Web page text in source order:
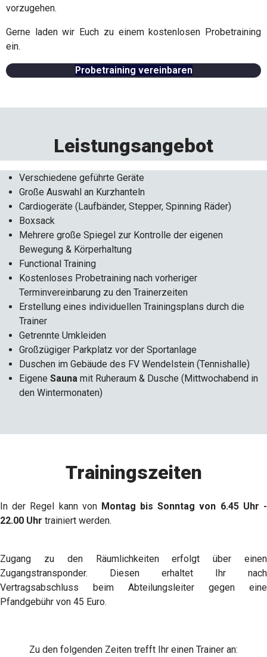
vorzugehen.
Gerne laden wir Euch zu einem kostenlosen Probetraining
ein.
Probetraining vereinbaren
Leistungsangebot
Verschiedene geführte Geräte
Große Auswahl an Kurzhanteln
Cardiogeräte (Laufbänder, Stepper, Spinning Räder)
Boxsack
Mehrere große Spiegel zur Kontrolle der eigenen
Bewegung & Körperhaltung
Functional Training
Kostenloses Probetraining nach vorheriger
Terminvereinbarung zu den Trainerzeiten
Erstellung eines individuellen Trainingsplans durch die
Trainer
Getrennte Umkleiden
Großzügiger Parkplatz vor der Sportanlage
Duschen im Gebäude des FV Wendelstein (Tennishalle)
Eigene Sauna mit Ruheraum & Dusche (Mittwochabend in
den Wintermonaten)
Trainingszeiten
In der Regel kann von Montag bis Sonntag von 6.45 Uhr -
22.00 Uhr trainiert werden.
Zugang zu den Räumlichkeiten erfolgt über einen
Zugangstransponder. Diesen erhaltet Ihr nach
Vertragsabschluss beim Abteilungsleiter gegen eine
Pfandgebühr von 45 Euro.
Zu den folgenden Zeiten trefft Ihr einen Trainer an: